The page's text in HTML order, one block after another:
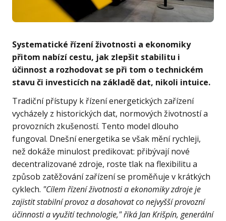
Systematické řízení životnosti a ekonomiky
přitom nabízí cestu, jak zlepšit stabilitu i
účinnost a rozhodovat se při tom o technickém
stavu či investicích na základě dat, nikoli intuice.
Tradiční přístupy k řízení energetických zařízení
vycházely z historických dat, normových životností a
provozních zkušeností. Tento model dlouho
fungoval. Dnešní energetika se však mění rychleji,
než dokáže minulost predikovat: přibývají nové
decentralizované zdroje, roste tlak na flexibilitu a
způsob zatěžování zařízení se proměňuje v krátkých
cyklech. "Cílem řízení životnosti a ekonomiky zdroje je
zajistit stabilní provoz a dosahovat co nejvyšší provozní
účinnosti a využití technologie," říká Jan Krišpín, generální